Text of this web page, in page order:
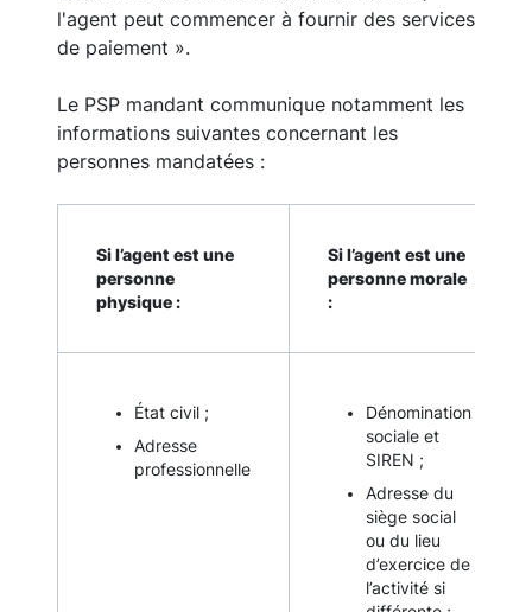
l'agent peut commencer à fournir des services
de paiement ».
Le PSP mandant communique notamment les
informations suivantes concernant les
personnes mandatées :
Si l’agent est une
personne
physique :
Si l’agent est une
personne morale
:
État civil ;
Adresse
professionnelle
Dénomination
sociale et
SIREN ;
Adresse du
siège social
ou du lieu
d’exercice de
l’activité si